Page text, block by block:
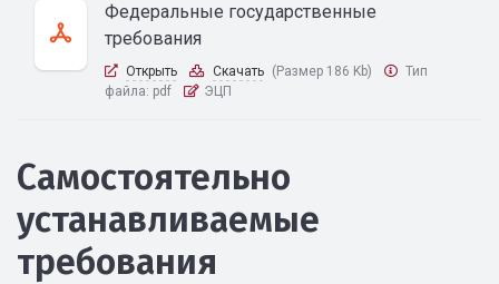
Федеральные государственные
требования
Открыть Скачать (Размер 186 Kb)
Тип
файла: pdf ЭЦП
Самостоятельно
устанавливаемые
требования